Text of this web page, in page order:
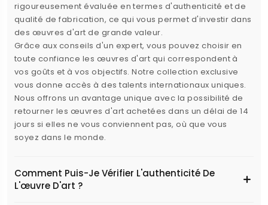
rigoureusement évaluée en termes d'authenticité et de
qualité de fabrication, ce qui vous permet d'investir dans
des œuvres d'art de grande valeur.
Grâce aux conseils d'un expert, vous pouvez choisir en
toute confiance les œuvres d'art qui correspondent à
vos goûts et à vos objectifs. Notre collection exclusive
vous donne accès à des talents internationaux uniques.
Nous offrons un avantage unique avec la possibilité de
retourner les œuvres d'art achetées dans un délai de 14
jours si elles ne vous conviennent pas, où que vous
soyez dans le monde.
Comment Puis-Je Vérifier L'authenticité De
L'œuvre D'art ?